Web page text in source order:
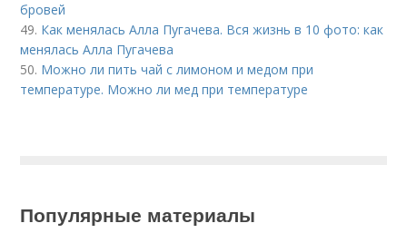
бровей
49. Как менялась Алла Пугачева. Вся жизнь в 10 фото: как
менялась Алла Пугачева
50. Можно ли пить чай с лимоном и медом при
температуре. Можно ли мед при температуре
Популярные материалы